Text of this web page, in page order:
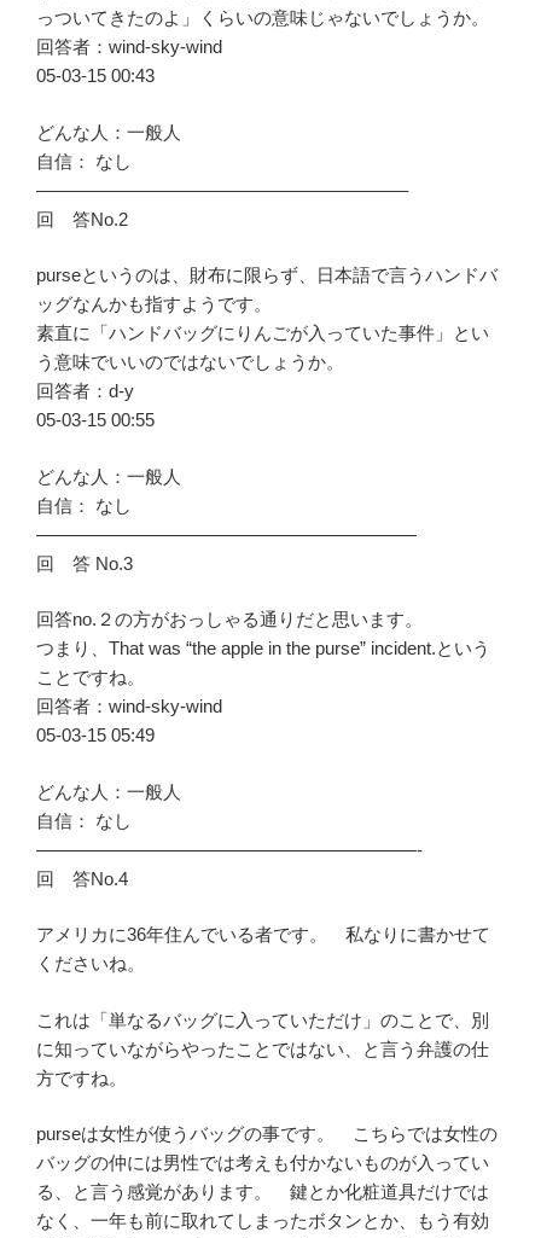
っついてきたのよ」くらいの意味じゃないでしょうか。
回答者：wind-sky-wind
05-03-15 00:43
どんな人：一般人
自信： なし
————————————————————–
回 答No.2
purseというのは、財布に限らず、日本語で言うハンドバ
ッグなんかも指すようです。
素直に「ハンドバッグにりんごが入っていた事件」とい
う意味でいいのではないでしょうか。
回答者：d-y
05-03-15 00:55
どんな人：一般人
自信： なし
—————————————————————
回 答 No.3
回答no.２の方がおっしゃる通りだと思います。
つまり、That was “the apple in the purse” incident.という
ことですね。
回答者：wind-sky-wind
05-03-15 05:49
どんな人：一般人
自信： なし
—————————————————————-
回 答No.4
アメリカに36年住んでいる者です。 私なりに書かせて
くださいね。
これは「単なるバッグに入っていただけ」のことで、別
に知っていながらやったことではない、と言う弁護の仕
方ですね。
purseは女性が使うバッグの事です。 こちらでは女性の
バッグの仲には男性では考えも付かないものが入ってい
る、と言う感覚があります。 鍵とか化粧道具だけでは
なく、一年も前に取れてしまったボタンとか、もう有効